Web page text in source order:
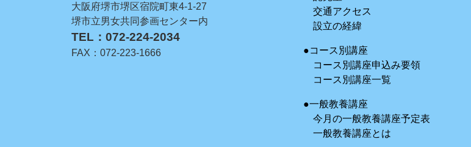
大阪府堺市堺区宿院町東4-1-27
堺市立男女共同参画センター内
TEL：072-224-2034
FAX：072-223-1666
交通アクセス
設立の経緯
●コース別講座
コース別講座申込み要領
コース別講座一覧
●一般教養講座
今月の一般教養講座予定表
一般教養講座とは